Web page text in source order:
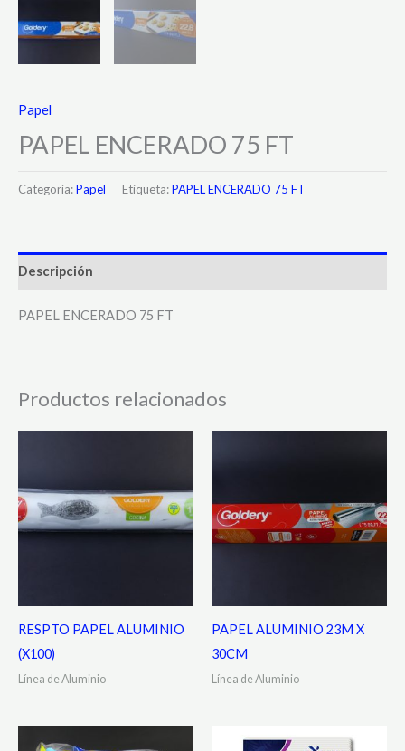
Papel
PAPEL ENCERADO 75 FT
Categoría:Papel Etiqueta:PAPEL ENCERADO 75 FT
Descripción
PAPEL ENCERADO 75 FT
Productos relacionados
RESPTO PAPEL ALUMINIO
(X100)
Línea de Aluminio
PAPEL ALUMINIO 23M X
30CM
Línea de Aluminio